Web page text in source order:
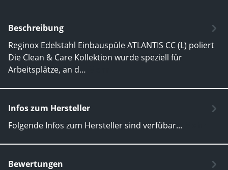
Beschreibung
Reginox Edelstahl Einbauspüle ATLANTIS CC (L) poliert
Die Clean & Care Kollektion wurde speziell für
Arbeitsplätze, an d…
Infos zum Hersteller
Folgende Infos zum Hersteller sind verfübar...
Bewertungen